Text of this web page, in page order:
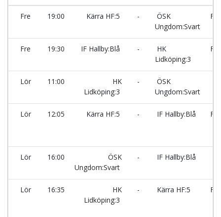
Fre 19:00 Kärra HF:5 -
ÖSK
Ungdom:Svart
Fre 19:30 IF Hallby:Blå -
HK
Lidköping:3
Lör 11:00
HK
Lidköping:3
-
ÖSK
Ungdom:Svart
Lör 12:05 Kärra HF:5 - IF Hallby:Blå
Lör 16:00
ÖSK
Ungdom:Svart
- IF Hallby:Blå
Lör 16:35
HK
Lidköping:3
- Kärra HF:5